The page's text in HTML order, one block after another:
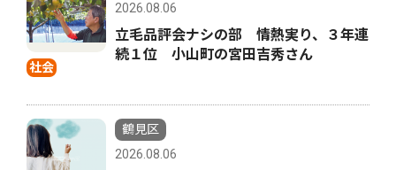
社会
2026.08.06
立毛品評会ナシの部 情熱実り、３年連
続１位 小山町の宮田吉秀さん
鶴見区
2026.08.06